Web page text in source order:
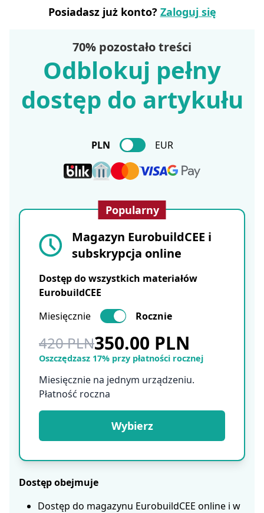
Posiadasz już konto? Zaloguj się
70% pozostało treści
Odblokuj pełny
dostęp do artykułu
PLN EUR
Popularny
Magazyn EurobuildCEE i
subskrypcja online
Dostęp do wszystkich materiałów
EurobuildCEE
Miesięcznie
Rocznie
420 PLN350.00 PLN
Oszczędzasz 17% przy płatności rocznej
Miesięcznie na jednym urządzeniu.
Płatność roczna
Wybierz
Dostęp obejmuje
Dostęp do magazynu EurobuildCEE online i w